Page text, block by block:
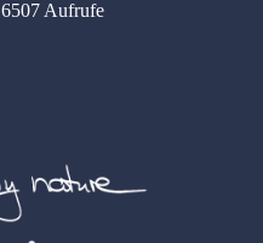
6507 Aufrufe